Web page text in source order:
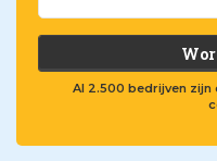
Al 2.500 bedrijven zijn